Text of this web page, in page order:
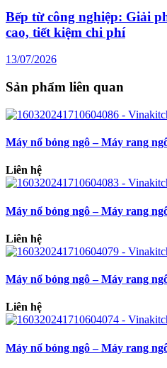
Bếp từ công nghiệp: Giải
cao, tiết kiệm chi phí
13/07/2026
Sản phẩm liên quan
Máy nổ bỏng ngô – Máy rang
Liên hệ
Máy nổ bỏng ngô – Máy rang
Liên hệ
Máy nổ bỏng ngô – Máy rang
Liên hệ
Máy nổ bỏng ngô – Máy rang